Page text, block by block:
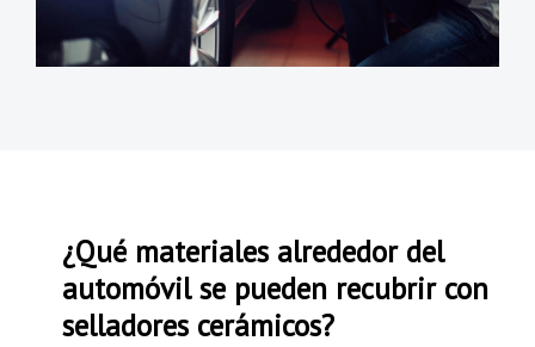
¿Qué materiales alrededor del
automóvil se pueden recubrir con
selladores cerámicos?